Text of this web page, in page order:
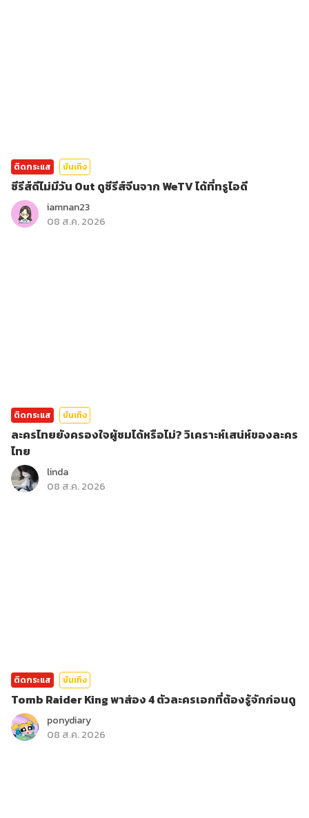
ติดกระแส บันเทิง
ซีรีส์ดีไม่มีวัน Out ดูซีรีส์จีนจาก WeTV ได้ที่ทรูไอดี
iamnan23
08 ส.ค. 2026
ติดกระแส บันเทิง
ละครไทยยังครองใจผู้ชมได้หรือไม่? วิเคราะห์เสน่ห์ของละคร
ไทย
linda
08 ส.ค. 2026
ติดกระแส บันเทิง
Tomb Raider King พาส่อง 4 ตัวละครเอกที่ต้องรู้จักก่อนดู
ponydiary
08 ส.ค. 2026